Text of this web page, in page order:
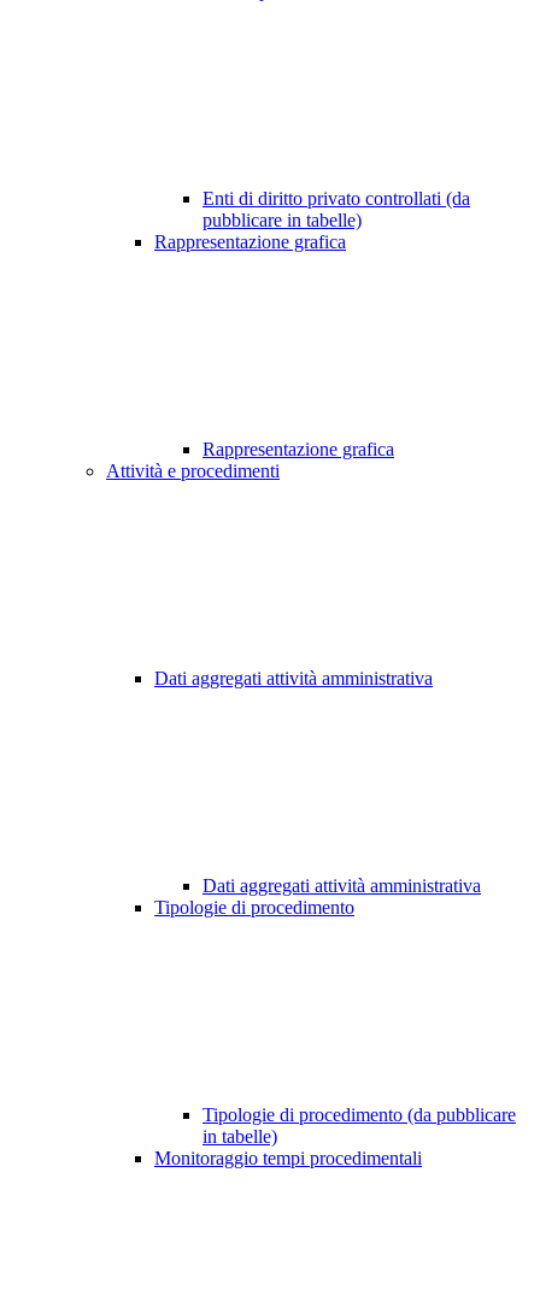
Enti di diritto privato controllati (da
pubblicare in tabelle)
Rappresentazione grafica
Rappresentazione grafica
Attività e procedimenti
Dati aggregati attività amministrativa
Dati aggregati attività amministrativa
Tipologie di procedimento
Tipologie di procedimento (da pubblicare
in tabelle)
Monitoraggio tempi procedimentali